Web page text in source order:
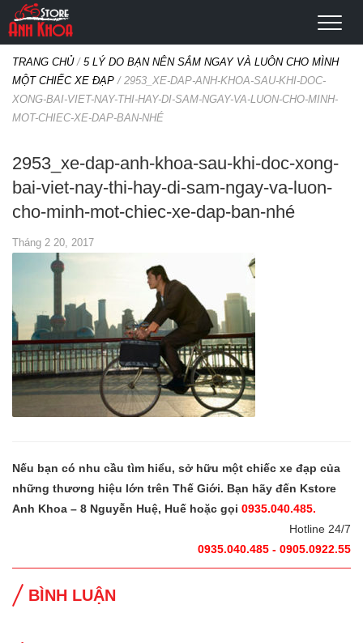
TRANG CHỦ/ 5 LÝ DO BẠN NÊN SẮM NGAY VÀ LUÔN CHO MÌNH
MỘT CHIẾC XE ĐẠP / 2953_XE-DAP-ANH-KHOA-SAU-KHI-DOC-
XONG-BAI-VIET-NAY-THI-HAY-DI-SAM-NGAY-VA-LUON-CHO-MINH-
MOT-CHIEC-XE-DAP-BAN-NHÉ
2953_xe-dap-anh-khoa-sau-khi-doc-xong-
bai-viet-nay-thi-hay-di-sam-ngay-va-luon-
cho-minh-mot-chiec-xe-dap-ban-nhé
Tháng 2 20, 2017
Nếu bạn có nhu cầu tìm hiểu, sở hữu một chiếc xe đạp của
những thương hiệu lớn trên Thế Giới. Bạn hãy đến Kstore
Anh Khoa – 8 Nguyễn Huệ, Huế hoặc gọi 0935.040.485.
Hotline 24/7
0935.040.485 - 0905.0922.55
BÌNH LUẬN